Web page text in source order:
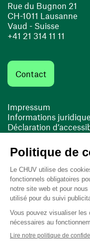
Rue du Bugnon 21
CH-1011 Lausanne
Vaud - Suisse
+41 21 314 11 11
Contact
Impressum
Informations
Déclaration
Cookies
(opens in a new